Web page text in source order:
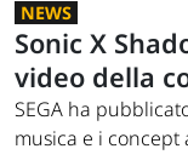
NEWS
Sonic X
video della
SEGA ha
musica e i concept